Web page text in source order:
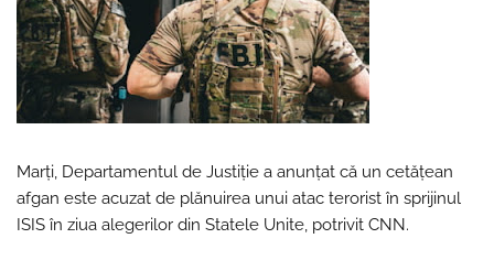
Marți, Departamentul de Justiție a anunțat că un cetățean
afgan este acuzat de plănuirea unui atac terorist în sprijinul
ISIS în ziua alegerilor din Statele Unite, potrivit CNN.